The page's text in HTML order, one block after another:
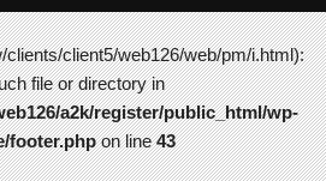
client5/web126/web/pm/i.html):
file or directory in
a2k/register/public_html/wp-
footer.phpon line43